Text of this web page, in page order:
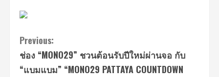
Continue
Reading
Previous:
ช่อง “MONO29” ชวนต้อนรับปีใหม่ผ่านจอ กับ
“แบมแบม” “MONO29 PATTAYA COUNTDOWN